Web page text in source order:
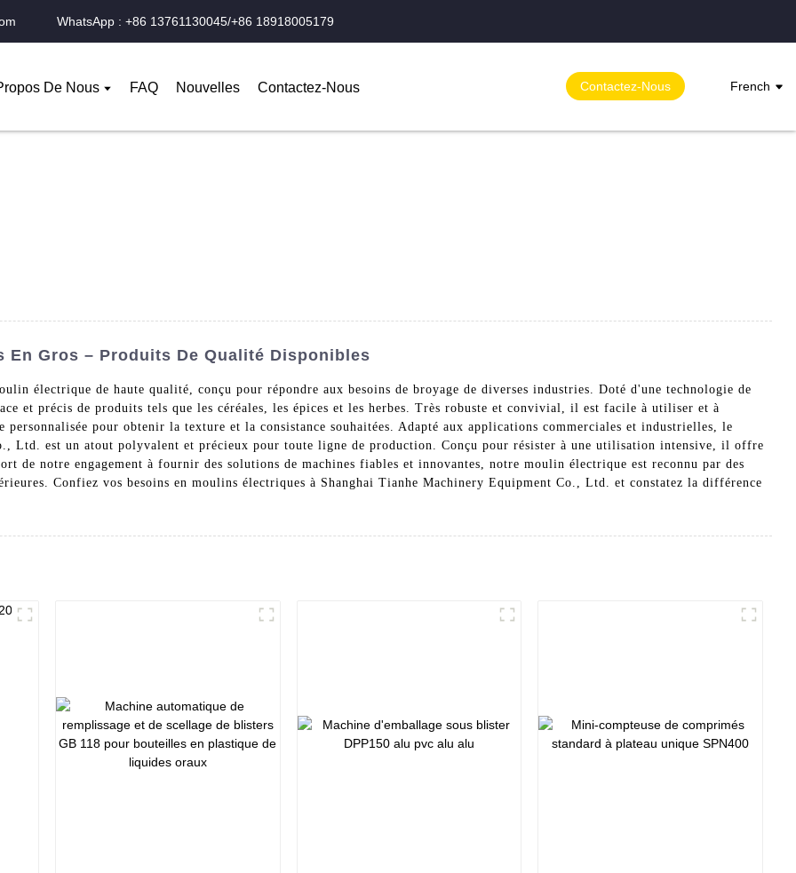
WhatsApp : +86 13761130045/+86 18918005179
De Nous FAQ Nouvelles Contactez-Nous Contactez-Nous French
Gros – Produits De Qualité Disponibles
électrique de haute qualité, conçu pour répondre aux besoins de broyage de diverses industries. Doté d'une technologie de
et précis de produits tels que les céréales, les épices et les herbes. Très robuste et convivial, il est facile à utiliser et à
pour obtenir la texture et la consistance souhaitées. Adapté aux applications commerciales et industrielles, le
Ltd. est un atout polyvalent et précieux pour toute ligne de production. Conçu pour résister à une utilisation intensive, il offre
de notre engagement à fournir des solutions de machines fiables et innovantes, notre moulin électrique est reconnu par des
Confiez vos besoins en moulins électriques à Shanghai Tianhe Machinery Equipment Co., Ltd. et constatez la différence